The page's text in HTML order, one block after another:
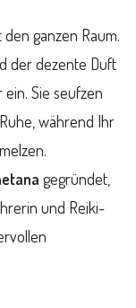
ganzen Raum.
der dezente Duft
Sie seufzen
während Ihr
gegründet,
und Reiki-